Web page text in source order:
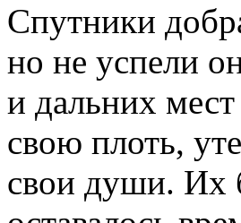
Спутники
но не успели
и дальних
свою плоть,
свои души. Их